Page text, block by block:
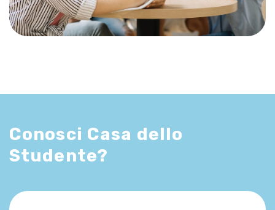
Conosci Casa dello
Studente?